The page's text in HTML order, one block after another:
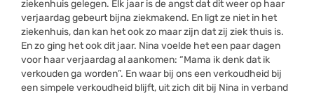
ziekenhuis gelegen. Elk jaar is de angst dat dit weer op haar
verjaardag gebeurt bijna ziekmakend. En ligt ze niet in het
ziekenhuis, dan kan het ook zo maar zijn dat zij ziek thuis is.
En zo ging het ook dit jaar. Nina voelde het een paar dagen
voor haar verjaardag al aankomen: “Mama ik denk dat ik
verkouden ga worden”. En waar bij ons een verkoudheid bij
een simpele verkoudheid blijft, uit zich dit bij Nina in verband